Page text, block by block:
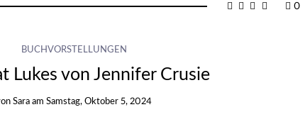
0
BUCHVORSTELLUNGEN
Lukes von Jennifer Crusie
Sara amSamstag, Oktober 5, 2024